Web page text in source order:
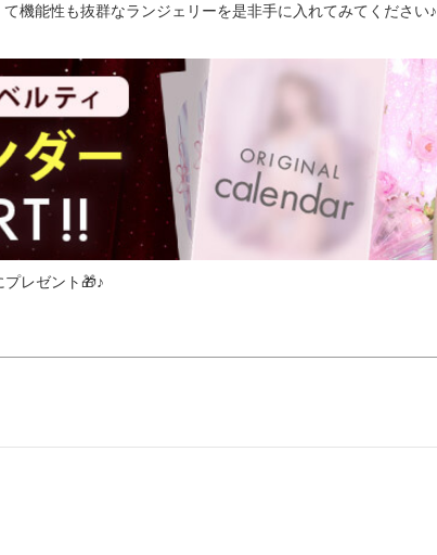
て機能性も抜群なランジェリーを是非手に入れてみてください♪
プレゼント🎁♪